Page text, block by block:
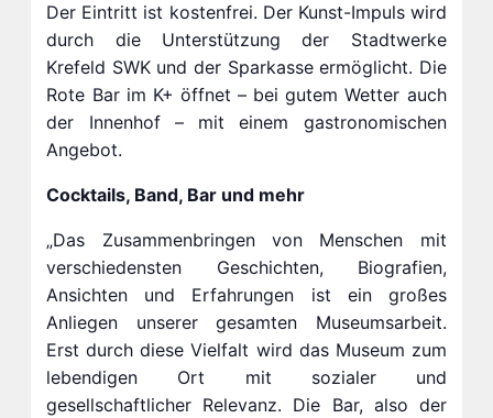
Der Eintritt ist kostenfrei. Der Kunst-Impuls wird
durch die Unterstützung der Stadtwerke
Krefeld SWK und der Sparkasse ermöglicht. Die
Rote Bar im K+ öffnet – bei gutem Wetter auch
der Innenhof – mit einem gastronomischen
Angebot.
Cocktails, Band, Bar und mehr
„Das Zusammenbringen von Menschen mit
verschiedensten Geschichten, Biografien,
Ansichten und Erfahrungen ist ein großes
Anliegen unserer gesamten Museumsarbeit.
Erst durch diese Vielfalt wird das Museum zum
lebendigen Ort mit sozialer und
gesellschaftlicher Relevanz. Die Bar, also der